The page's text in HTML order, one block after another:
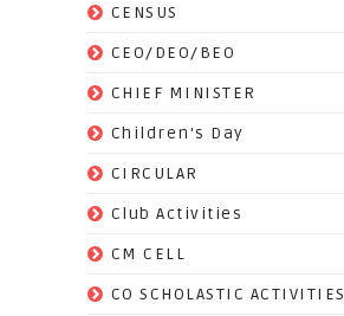
CENSUS
CEO/DEO/BEO
CHIEF MINISTER
Children's Day
CIRCULAR
Club Activities
CM CELL
CO SCHOLASTIC ACTIVITIES